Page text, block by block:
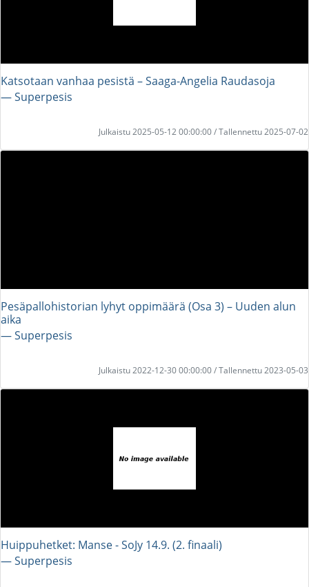
Katsotaan vanhaa pesistä – Saaga-Angelia Raudasoja
― Superpesis
Julkaistu 2025-05-12 00:00:00 / Tallennettu 2025-07-02
Pesäpallohistorian lyhyt oppimäärä (Osa 3) – Uuden alun
aika
― Superpesis
Julkaistu 2022-12-30 00:00:00 / Tallennettu 2023-05-03
Huippuhetket: Manse - SoJy 14.9. (2. finaali)
― Superpesis